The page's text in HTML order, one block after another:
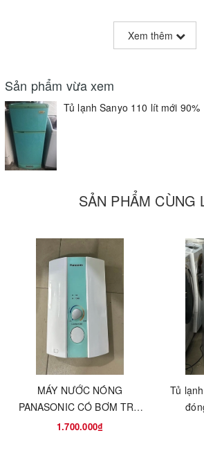
Xem thêm
Sản phẩm vừa xem
Tủ lạnh Sanyo 110 lít mới 90%
SẢN PHẨM CÙNG
MÁY NƯỚC NÓNG
PANASONIC CÓ BƠM TRỢ
LỰC - MADE IN THÁI LAN
1.700.000₫
Tủ